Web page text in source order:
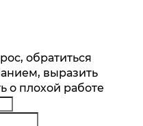
обновления
обратиться
выразить
о плохой работе